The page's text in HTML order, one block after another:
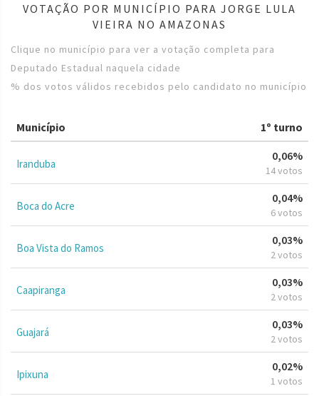
VOTAÇÃO POR MUNICÍPIO PARA JORGE LULA
VIEIRA NO AMAZONAS
Clique no município para ver a votação completa para
Deputado Estadual naquela cidade
% dos votos válidos recebidos pelo candidato no município
Município 1º turno
Iranduba
0,06%
14 votos
Boca do Acre
0,04%
6 votos
Boa Vista do Ramos
0,03%
2 votos
Caapiranga
0,03%
2 votos
Guajará
0,03%
2 votos
Ipixuna
0,02%
1 votos